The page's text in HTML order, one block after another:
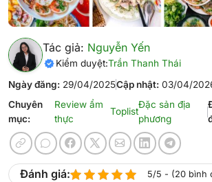
Tác giả: Nguyễn Yến
Kiểm duyệt:Trần Thanh Thái
Ngày đăng: 29/04/2025Cập nhật: 03/04/
Chuyên
mục:
Review ẩm
thực
Toplist
Đặc sản địa
phương
Đánh giá: 5/5 - (20 bình